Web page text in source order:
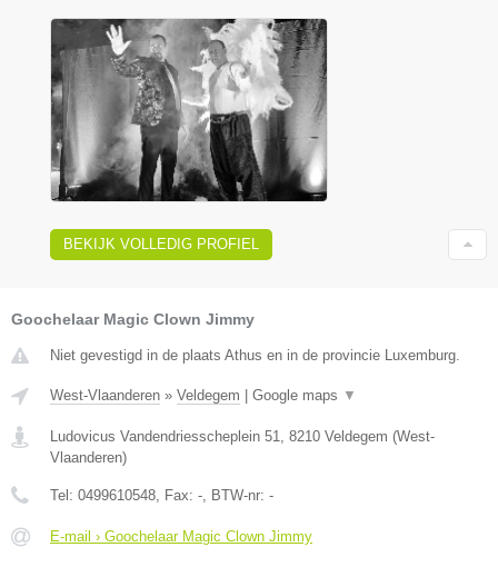
BEKIJK VOLLEDIG PROFIEL
Goochelaar Magic Clown Jimmy
Niet gevestigd in de plaats Athus en in de provincie Luxemburg.
West-Vlaanderen » Veldegem | Google maps ▼
Ludovicus Vandendriesscheplein 51 8210 Veldegem (West-
Vlaanderen)
Tel: 0499610548 , Fax: - , BTW-nr: -
E-mail › Goochelaar Magic Clown Jimmy